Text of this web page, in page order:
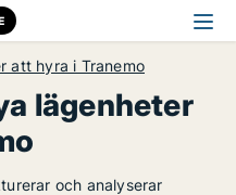
att hyra i Tranemo
lägenheter
och analyserar